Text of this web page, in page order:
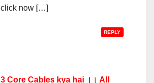
click now […]
REPLY
3 Core Cables kya hai ।। All